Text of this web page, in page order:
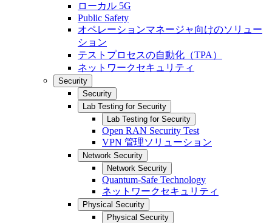
ローカル 5G
Public Safety
オペレーションマネージャ向けのソリュー
ション
テストプロセスの自動化（TPA）
ネットワークセキュリティ
Security
Security
Lab Testing for Security
Lab Testing for Security
Open RAN Security Test
VPN 管理ソリューション
Network Security
Network Security
Quantum-Safe Technology
ネットワークセキュリティ
Physical Security
Physical Security